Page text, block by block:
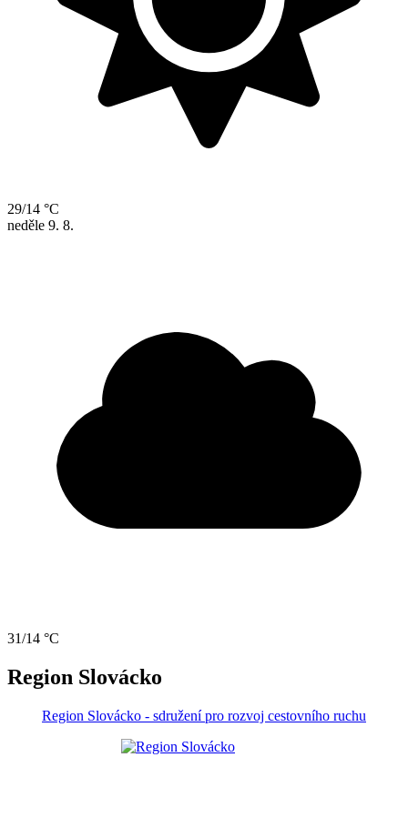
29/14 °C
neděle 9. 8.
31/14 °C
Region Slovácko
Region Slovácko - sdružení pro rozvoj cestovního ruchu